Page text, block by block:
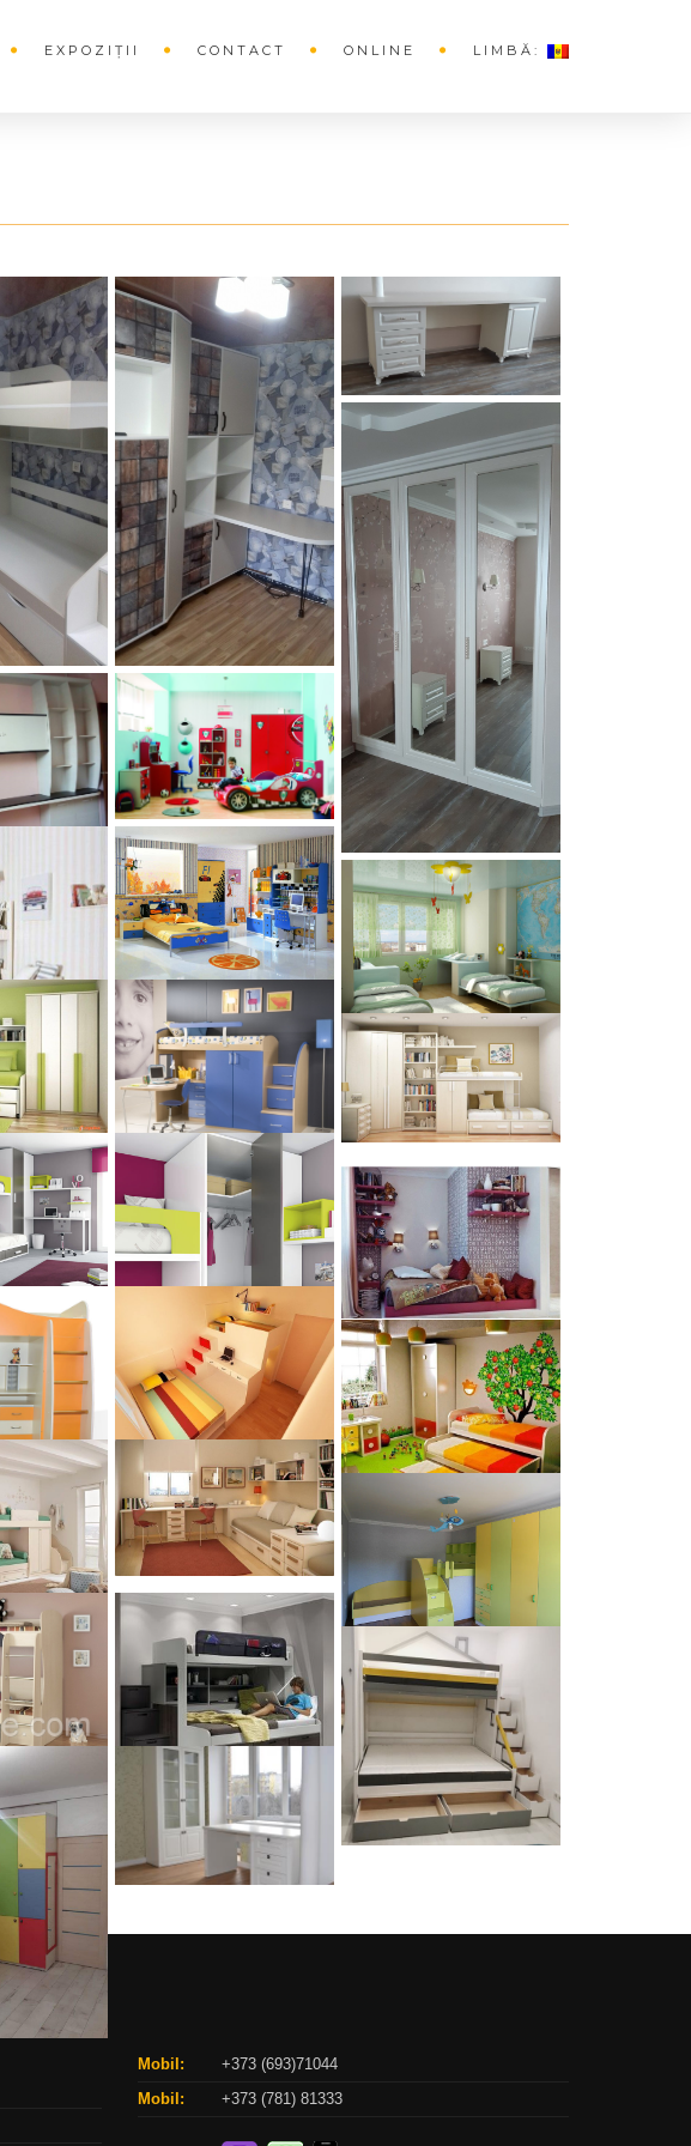
EXPOZIȚII CONTACT ONLINE LIMBĂ:
Mobil:
+373 (693)71044
Mobil:
+373 (781) 81333